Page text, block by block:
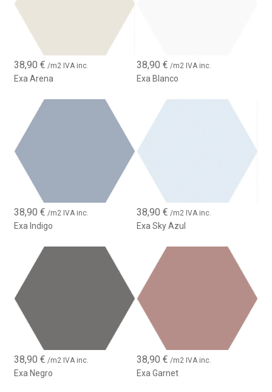
38,90€ /m2 IVA inc.
Exa Arena
38,90 € /m2 IVA inc.
Exa Blanco
38,90€ /m2 IVA inc.
Exa Indigo
38,90 € /m2 IVA inc.
Exa Sky Azul
38,90€ /m2 IVA inc.
Exa Negro
38,90 € /m2 IVA inc.
Exa Garnet